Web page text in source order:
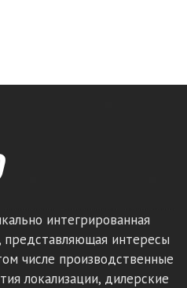
интегрированная
представляющая интересы
числе производственные
локализации, дилерские